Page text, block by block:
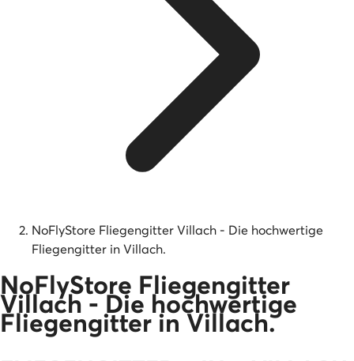
NoFlyStore Fliegengitter Villach - Die hochwertige
Fliegengitter in Villach.
NoFlyStore Fliegengitter
Villach - Die hochwertige
Fliegengitter in Villach.